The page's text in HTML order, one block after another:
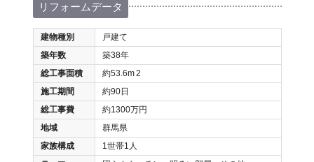
リフォームデータ
建物種別
戸建て
築年数
築38年
総工事面積
約53.6m2
施工期間
約90日
総工事費
約1300万円
地域
群馬県
家族構成
1世帯1人